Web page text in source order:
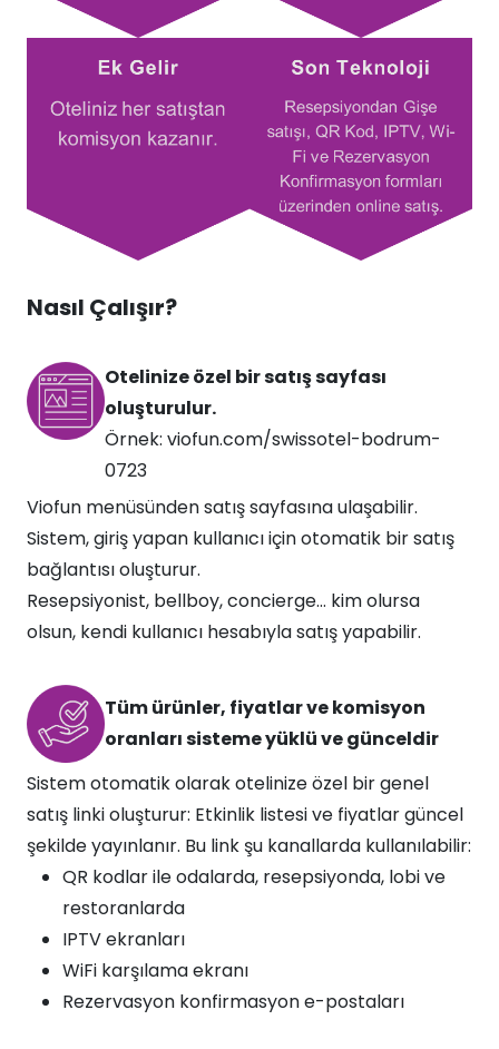
Nasıl Çalışır?
Otelinize özel bir satış sayfası
oluşturulur.
Örnek: viofun.com/swissotel-bodrum-
0723
Viofun menüsünden satış sayfasına ulaşabilir.
Sistem, giriş yapan kullanıcı için otomatik bir satış
bağlantısı oluşturur.
Resepsiyonist, bellboy, concierge… kim olursa
olsun, kendi kullanıcı hesabıyla satış yapabilir.
Tüm ürünler, fiyatlar ve komisyon
oranları sisteme yüklü ve günceldir​
Sistem otomatik olarak otelinize özel bir genel
satış linki oluşturur: Etkinlik listesi ve fiyatlar güncel
şekilde yayınlanır. Bu link şu kanallarda kullanılabilir:
QR kodlar ile odalarda, resepsiyonda, lobi ve
restoranlarda
IPTV ekranları
WiFi karşılama ekranı
Rezervasyon konfirmasyon e-postaları